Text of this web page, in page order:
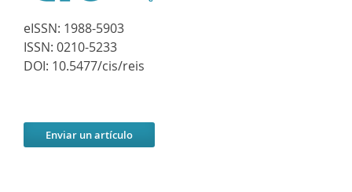
eISSN: 1988-5903
ISSN: 0210-5233
DOI: 10.5477/cis/reis
Enviar un artículo